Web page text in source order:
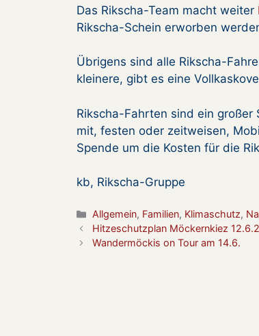
Das Rikscha-Team macht weiter
Rikscha-Schein erworben
Übrigens sind alle Rikscha-
kleinere, gibt es eine
Rikscha-Fahrten sind ein
mit, festen oder zeitweisen,
Spende um die Kosten für die
kb, Rikscha-Gruppe
Kategorien
Allgemein, Familien, Klimaschutz,
Hitzeschutzplan Möckernkiez
Wandermöckis on Tour am 14.6.